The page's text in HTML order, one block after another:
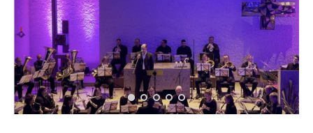
DOWNLOADS
KONTAKT